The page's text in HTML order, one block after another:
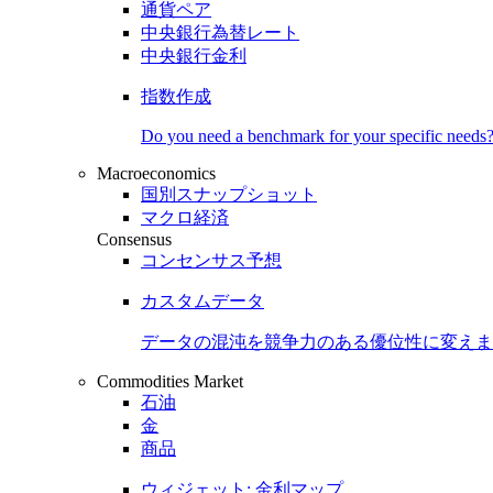
通貨ペア
中央銀行為替レート
中央銀行金利
指数作成
Do you need a benchmark for your specific needs?
Macroeconomics
国別スナップショット
マクロ経済
Consensus
コンセンサス予想
カスタムデータ
データの混沌を競争力のある優位性に変え
Commodities Market
石油
金
商品
ウィジェット: 金利マップ